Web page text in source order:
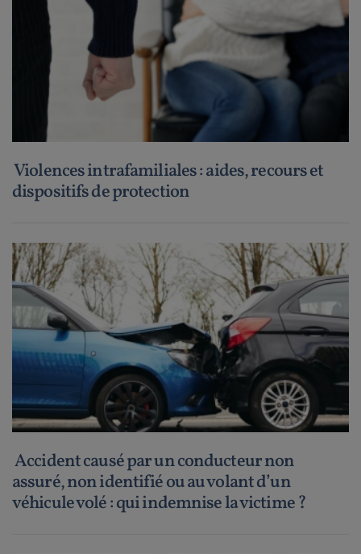
Violences intrafamiliales : aides, recours et
dispositifs de protection
Accident causé par un conducteur non
assuré, non identifié ou au volant d’un
véhicule volé : qui indemnise la victime ?